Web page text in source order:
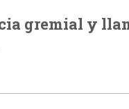
gremial y